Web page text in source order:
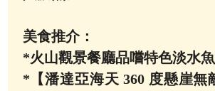
美食推介：
*火山觀景餐廳品嚐特色淡水
*【潘達亞海天 360 度懸崖無